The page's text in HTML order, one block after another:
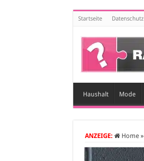
Startseite Datenschutz
Haushalt Mode
ANZEIGE: Home »